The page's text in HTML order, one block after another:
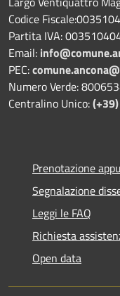
Codice
Partita IVA:
Email:
PEC:
Numero Verde:
Centralino Unico:
Prenotazione
Segnalazione
Leggi le FAQ
Richiesta
Open data